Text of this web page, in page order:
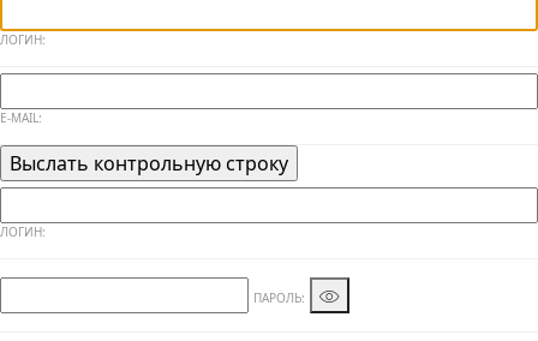
ЛОГИН:
E-MAIL:
ЛОГИН:
ПАРОЛЬ: